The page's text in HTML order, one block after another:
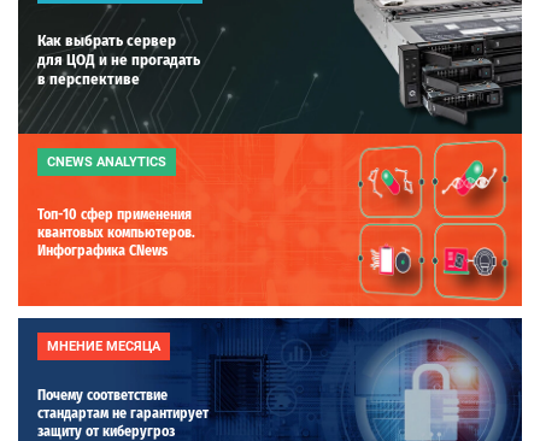
Как выбрать сервер
для ЦОД и не прогадать
в перспективе
CNEWS ANALYTICS
Топ-10 сфер применения
квантовых компьютеров.
Инфографика CNews
МНЕНИЕ МЕСЯЦА
Почему соответствие
стандартам не гарантирует
защиту от киберугроз